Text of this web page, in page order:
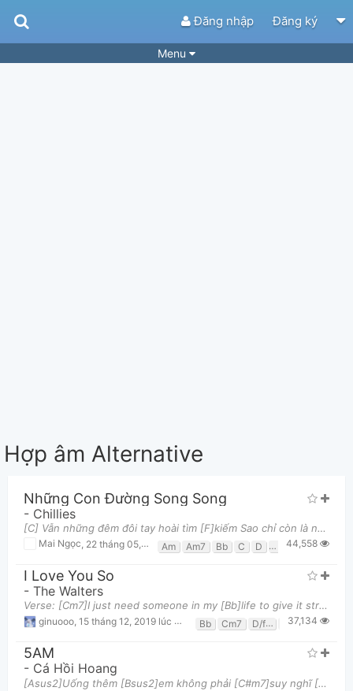
Đăng nhập Đăng ký
Menu
Hợp âm Alternative
Những Con Đường Song Song
- Chillies
[C] Vẫn những đêm đôi tay hoài tìm [F]kiếm Sao chỉ còn là những nỗi[C] đau Có giấc mơ bâng quơ nào
Mai Ngọc 22 tháng 05, 2019 lúc 03:05pm Am Am7 Bb C D Em F Fm
44,558
I Love You So
- The Walters
Verse: [Cm7]I just need someone in my [Bb]life to give it structure [Cm7]To handle all the selfis
ginuooo 15 tháng 12, 2019 lúc 09:19pm Bb Cm7 D/f# 37,134
5AM
- Cá Hồi Hoang
[Asus2]Uống thêm [Bsus2]em không phải [C#m7]suy nghĩ [Asus2]Tối cuối tuần [Bsus2]và em lại [C#m7]đ